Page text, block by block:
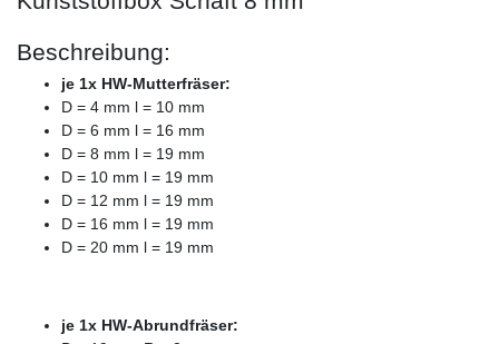
Beschreibung:
je 1x HW-Mutterfräser:
D = 4 mm l = 10 mm
D = 6 mm l = 16 mm
D = 8 mm l = 19 mm
D = 10 mm l = 19 mm
D = 12 mm l = 19 mm
D = 16 mm l = 19 mm
D = 20 mm l = 19 mm
je 1x HW-Abrundfräser: